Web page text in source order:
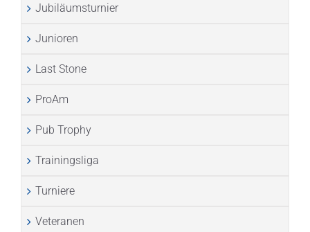
Jubiläumsturnier
Junioren
Last Stone
ProAm
Pub Trophy
Trainingsliga
Turniere
Veteranen